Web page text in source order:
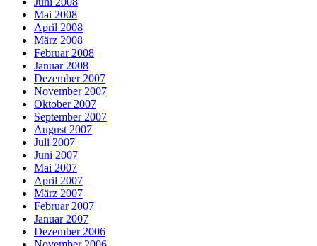
Mai 2008
April 2008
März 2008
Februar 2008
Januar 2008
Dezember 2007
November 2007
Oktober 2007
September 2007
August 2007
Juli 2007
Juni 2007
Mai 2007
April 2007
März 2007
Februar 2007
Januar 2007
Dezember 2006